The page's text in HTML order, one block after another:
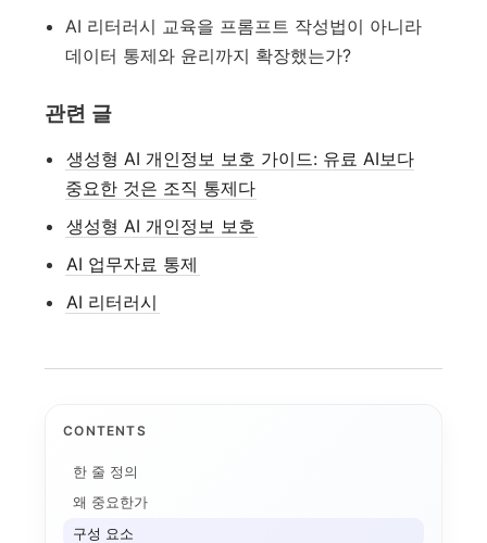
AI 리터러시 교육을 프롬프트 작성법이 아니라
데이터 통제와 윤리까지 확장했는가?
관련 글
생성형 AI 개인정보 보호 가이드: 유료 AI보다
중요한 것은 조직 통제다
생성형 AI 개인정보 보호
AI 업무자료 통제
AI 리터러시
CONTENTS
한 줄 정의
왜 중요한가
구성 요소
전환비용